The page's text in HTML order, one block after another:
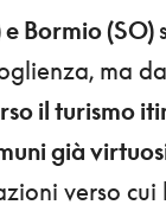
Bormio (SO)
ma
il turismo
già
verso